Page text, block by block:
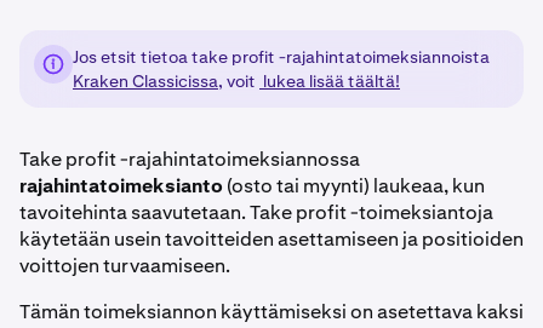
Jos etsit tietoa take profit -rajahintatoimeksiannoista
Kraken Classicissa, voit lukea lisää täältä!
Take profit -rajahintatoimeksiannossa
rajahintatoimeksianto (osto tai myynti) laukeaa, kun
tavoitehinta saavutetaan. Take profit -toimeksiantoja
käytetään usein tavoitteiden asettamiseen ja positioiden
voittojen turvaamiseen.
Tämän toimeksiannon käyttämiseksi on asetettava kaksi